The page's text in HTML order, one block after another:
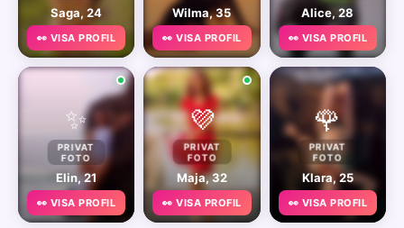
Saga, 24
👀 VISA PROFIL
Wilma, 35
👀 VISA PROFIL
Alice, 28
👀 VISA PROFIL
✨
PRIVAT
FOTO
Elin, 21
👀 VISA PROFIL
💜
PRIVAT
FOTO
Maja, 32
👀 VISA PROFIL
🌹
PRIVAT
FOTO
Klara, 25
👀 VISA PROFIL